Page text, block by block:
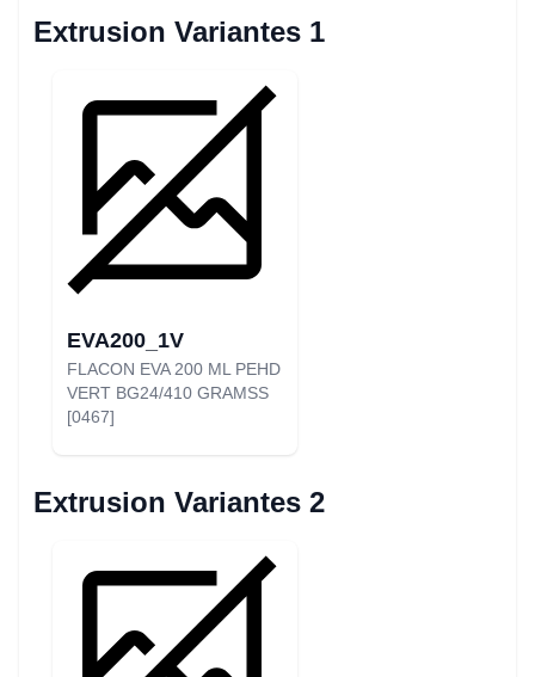
Extrusion Variantes 1
EVA200_1V
FLACON EVA 200 ML PEHD
VERT BG24/410 GRAMSS
[0467]
Extrusion Variantes 2